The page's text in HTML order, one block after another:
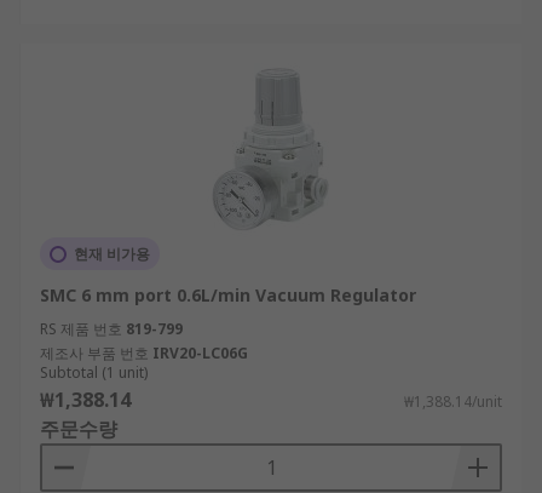
현재 비가용
SMC 6 mm port 0.6L/min Vacuum Regulator
RS 제품 번호 819-799
제조사 부품 번호 IRV20-LC06G
Subtotal (1 unit)
₩1,388.14 ₩1,388.14/unit
주문수량